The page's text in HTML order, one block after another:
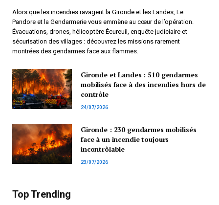
Alors que les incendies ravagent la Gironde et les Landes, Le
Pandore et la Gendarmerie vous emmène au cœur de l’opération.
Évacuations, drones, hélicoptère Écureuil, enquête judiciaire et
sécurisation des villages : découvrez les missions rarement
montrées des gendarmes face aux flammes.
Gironde et Landes : 510 gendarmes
mobilisés face à des incendies hors de
contrôle
24/07/2026
Gironde : 230 gendarmes mobilisés
face à un incendie toujours
incontrôlable
23/07/2026
Top Trending